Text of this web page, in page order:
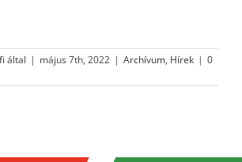
által | május 7th, 2022 | Archívum, Hírek | 0